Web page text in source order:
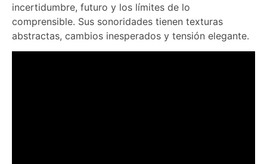
incertidumbre, futuro y los límites de lo
comprensible. Sus sonoridades tienen texturas
abstractas, cambios inesperados y tensión elegante.